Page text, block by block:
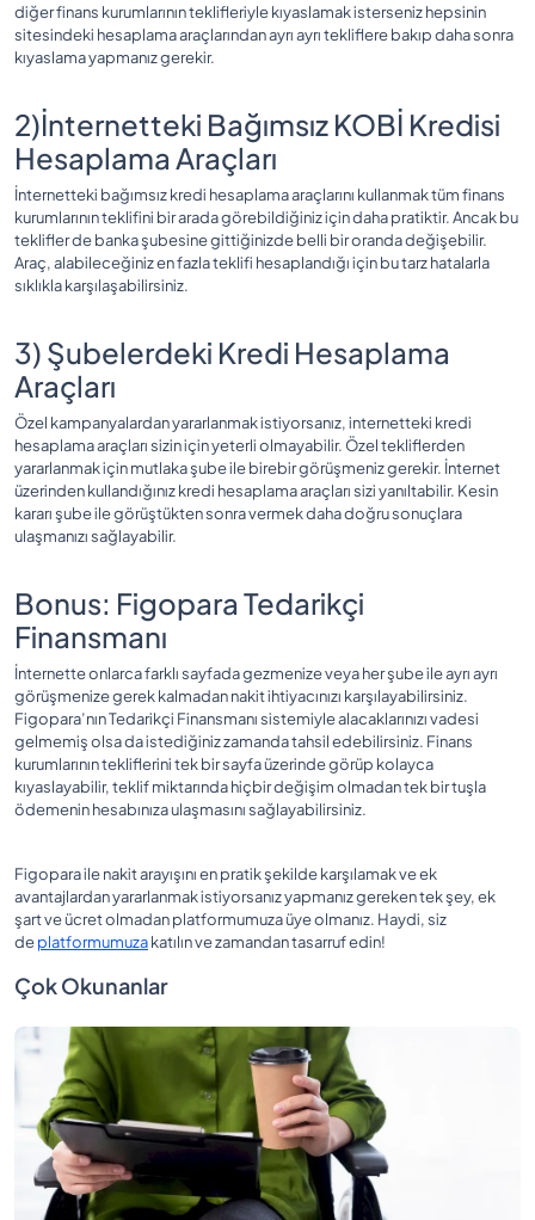
diğer finans kurumlarının teklifleriyle kıyaslamak isterseniz hepsinin
sitesindeki hesaplama araçlarından ayrı ayrı tekliflere bakıp daha sonra
kıyaslama yapmanız gerekir.
2)İnternetteki Bağımsız KOBİ Kredisi
Hesaplama Araçları
İnternetteki bağımsız kredi hesaplama araçlarını kullanmak tüm finans
kurumlarının teklifini bir arada görebildiğiniz için daha pratiktir. Ancak bu
teklifler de banka şubesine gittiğinizde belli bir oranda değişebilir.
Araç, alabileceğiniz en fazla teklifi hesaplandığı için bu tarz hatalarla
sıklıkla karşılaşabilirsiniz.
3) Şubelerdeki Kredi Hesaplama
Araçları
Özel kampanyalardan yararlanmak istiyorsanız, internetteki kredi
hesaplama araçları sizin için yeterli olmayabilir. Özel tekliflerden
yararlanmak için mutlaka şube ile birebir görüşmeniz gerekir. İnternet
üzerinden kullandığınız kredi hesaplama araçları sizi yanıltabilir. Kesin
kararı şube ile görüştükten sonra vermek daha doğru sonuçlara
ulaşmanızı sağlayabilir.
Bonus: Figopara Tedarikçi
Finansmanı
İnternette onlarca farklı sayfada gezmenize veya her şube ile ayrı ayrı
görüşmenize gerek kalmadan nakit ihtiyacınızı karşılayabilirsiniz.
Figopara’nın Tedarikçi Finansmanı sistemiyle alacaklarınızı vadesi
gelmemiş olsa da istediğiniz zamanda tahsil edebilirsiniz. Finans
kurumlarının tekliflerini tek bir sayfa üzerinde görüp kolayca
kıyaslayabilir, teklif miktarında hiçbir değişim olmadan tek bir tuşla
ödemenin hesabınıza ulaşmasını sağlayabilirsiniz.
Figopara ile nakit arayışını en pratik şekilde karşılamak ve ek
avantajlardan yararlanmak istiyorsanız yapmanız gereken tek şey, ek
şart ve ücret olmadan platformumuza üye olmanız. Haydi, siz
deplatformumuzakatılın ve zamandan tasarruf edin!
Çok Okunanlar